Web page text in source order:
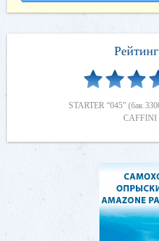
STARTER “045” (бак
CAFFINI